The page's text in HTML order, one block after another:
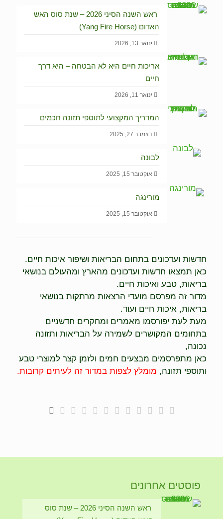
ראש השנה הסיני 2026 – שנת סוס האש
האדום (Yang Fire Horse)
ינואר 13, 2026
אריכות חיים היא לא הבטחה – היא דרך
חיים
ינואר 11, 2026
המדריך המקצועי לתוספי תזונה חכמים
דצמבר 27, 2025
לבונה
אוקטובר 15, 2025
מורינגה
אוקטובר 15, 2025
חדשות ועדכונים בתחום הבריאות ושיפור איכות חיים.
כאן תמצאו חדשות ועדכונים מהארץ ומהעולם בנושאי
בריאות, טבע ואיכות חיים.
מדור זה מפרסם מועדי הרצאות מרתקות בנושאי
בריאות, איכות חיים ועוד.
מעת לעת יפורסמו מאמרים ומחקרים חדשניים
בתחומים המקושרים לשמירה על הבריאות ותזונה
נכונה,
כאן מתפרסמים מבצעים חמים ולזמן קצר למוצרי טבע
ותוספי תזונה, מומלץ לצפות במדור זה לעיתים קרובות.
פוסטים אחרונים
ראש השנה הסיני 2026 – שנת סוס